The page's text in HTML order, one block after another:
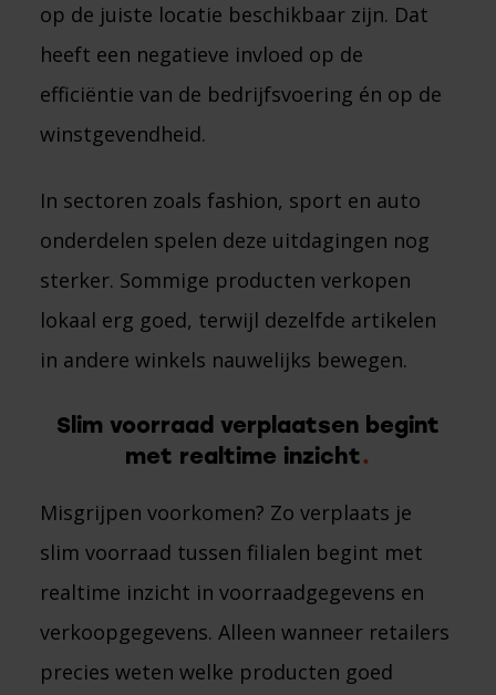
op de juiste locatie beschikbaar zijn. Dat
heeft een negatieve invloed op de
efficiëntie van de bedrijfsvoering én op de
winstgevendheid.
In sectoren zoals fashion, sport en auto
onderdelen spelen deze uitdagingen nog
sterker. Sommige producten verkopen
lokaal erg goed, terwijl dezelfde artikelen
in andere winkels nauwelijks bewegen.
Slim voorraad verplaatsen begint
met realtime inzicht
Misgrijpen voorkomen? Zo verplaats je
slim voorraad tussen filialen begint met
realtime inzicht in voorraadgegevens en
verkoopgegevens. Alleen wanneer retailers
precies weten welke producten goed